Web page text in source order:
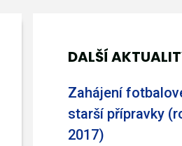
DALŠÍ
Zahájení
starší přípravky
2017)